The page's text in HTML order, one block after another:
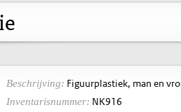
Beschrijving: Figuurplastiek, man en
Inventarisnummer: NK916